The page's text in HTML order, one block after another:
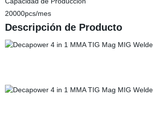
20000pcs/mes
Descripción de Producto